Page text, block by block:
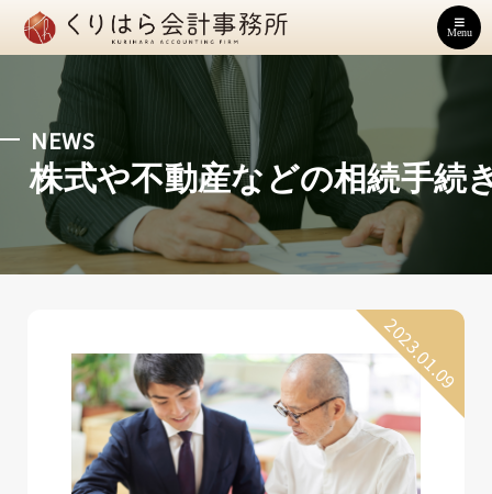
Menu
株式や不動産などの相続手続
NEWS
2023.01.09